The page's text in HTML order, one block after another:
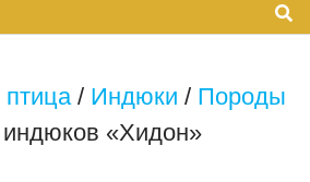
/ Индюки / Породы
индюков «Хидон»